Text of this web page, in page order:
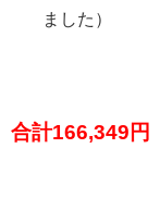
ました）
合計166,349円